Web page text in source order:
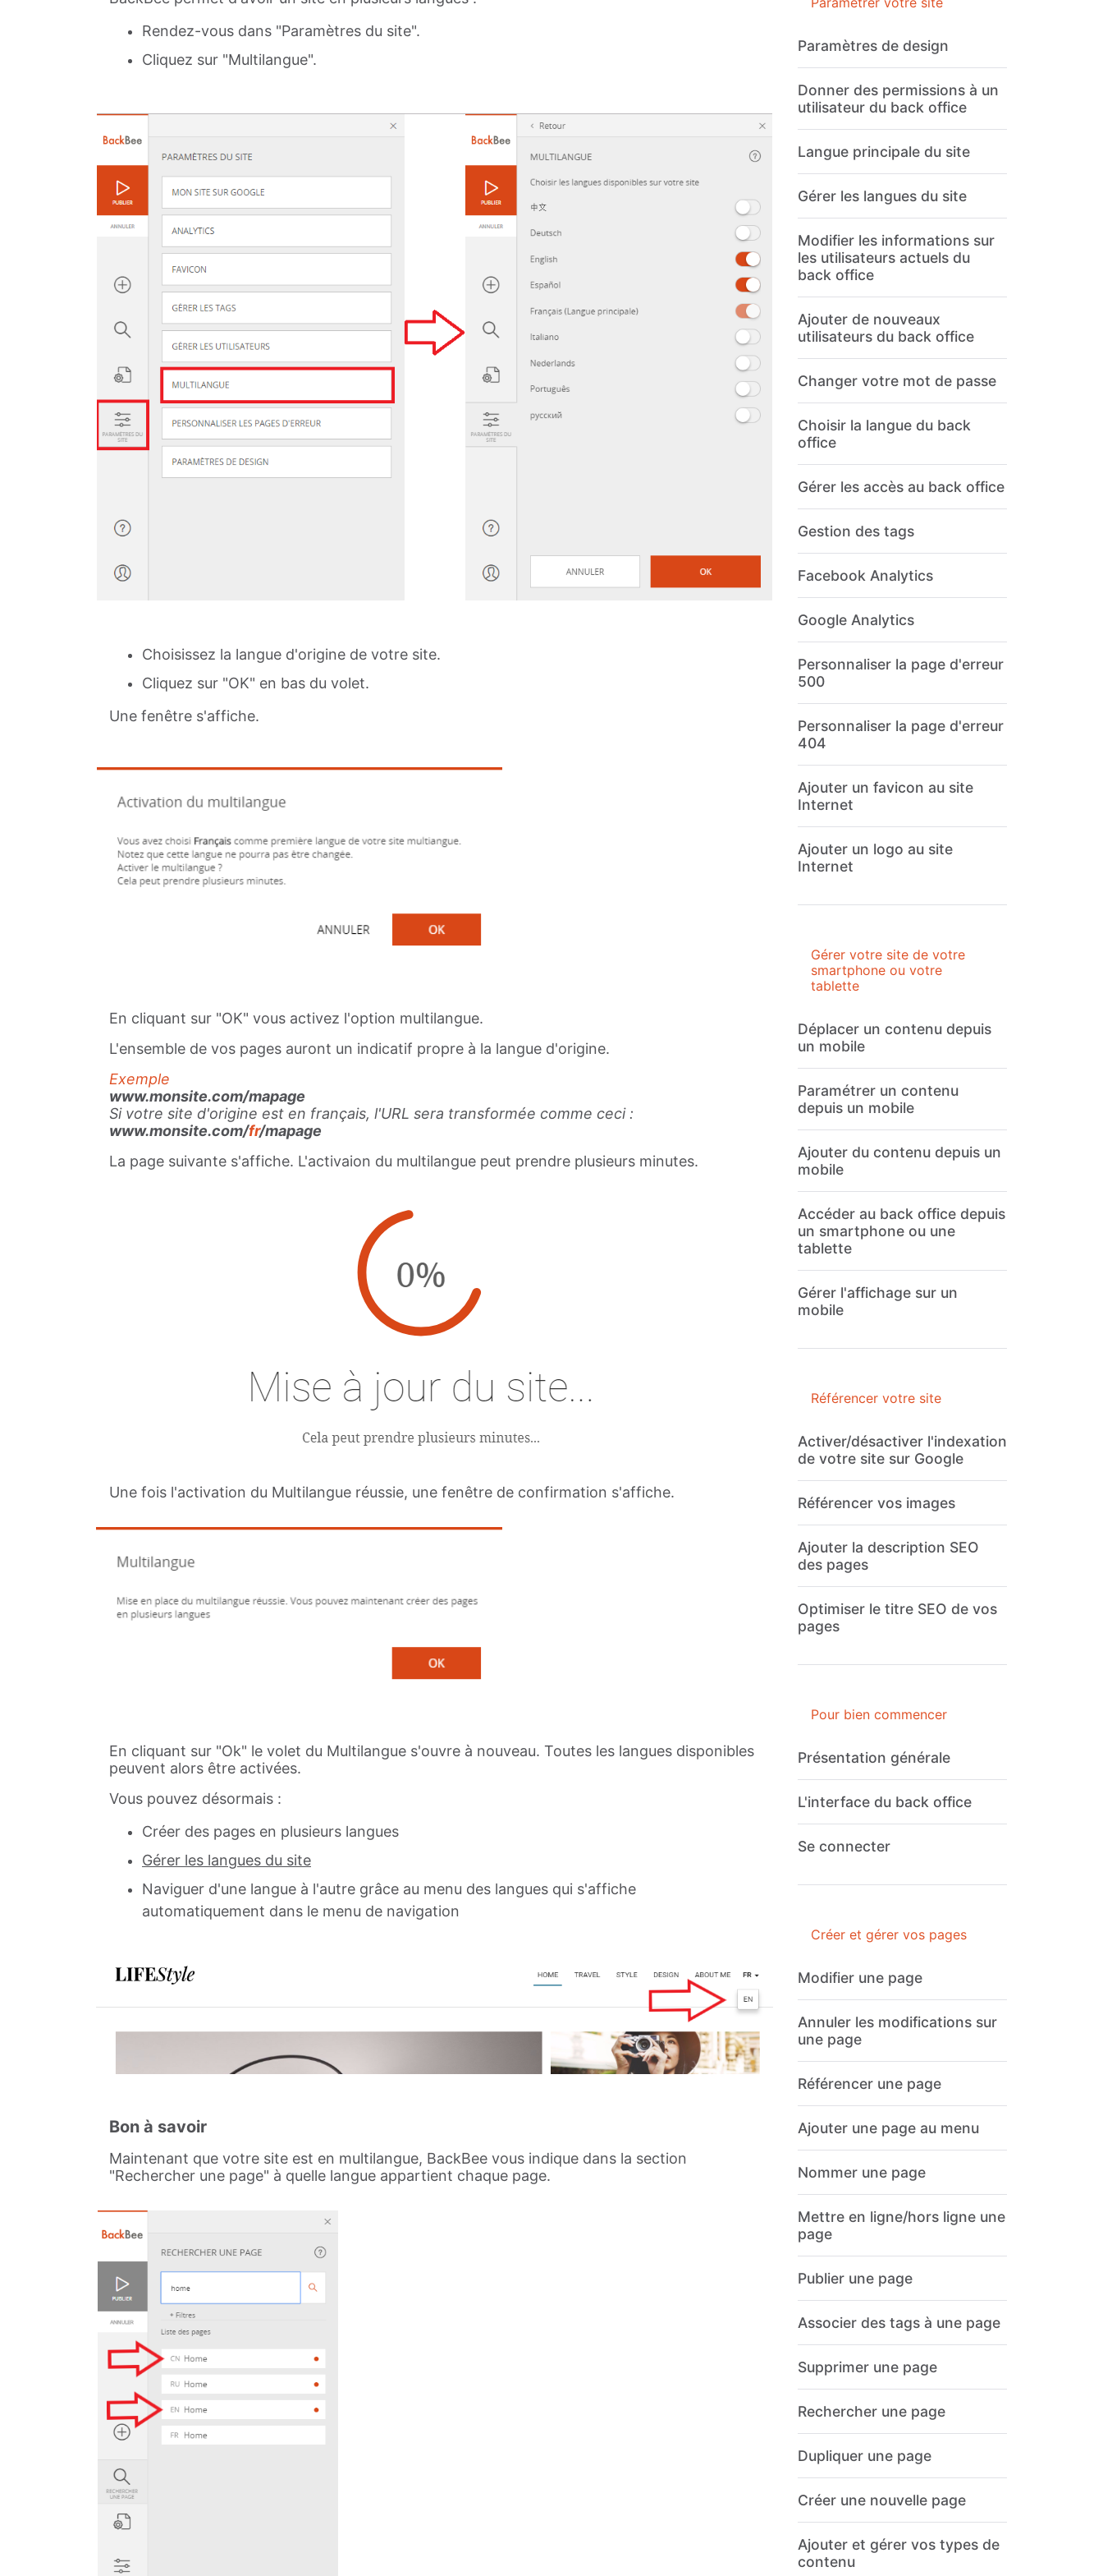
Rendez-vous dans "Paramètres du site".
Cliquez sur "Multilangue".
Choisissez la langue d'origine de votre site.
Cliquez sur "OK" en bas du volet.
Une fenêtre s'affiche.
En cliquant sur "OK" vous activez l'option multilangue.
L'ensemble de vos pages auront un indicatif propre à la langue d'origine.
Exemple
www.monsite.com/mapage
Si votre site d'origine est en français, l'URL sera transformée comme ceci :
www.monsite.com/fr/mapage
La page suivante s'affiche. L'activaion du multilangue peut prendre plusieurs minutes.
Une fois l'activation du Multilangue réussie, une fenêtre de confirmation s'affiche.
En cliquant sur "Ok" le volet du Multilangue s'ouvre à nouveau. Toutes les langues disponibles
peuvent alors être activées.
Vous pouvez désormais :
Créer des pages en plusieurs langues
Gérer les langues du site
Naviguer d'une langue à l'autre grâce au menu des langues qui s'affiche
automatiquement dans le menu de navigation
Bon à savoir
Maintenant que votre site est en multilangue, BackBee vous indique dans la section
"Rechercher une page" à quelle langue appartient chaque page.
Paramètres de design
Donner des permissions à un
utilisateur du back office
Langue principale du site
Gérer les langues du site
Modifier les informations sur
les utilisateurs actuels du
back office
Ajouter de nouveaux
utilisateurs du back office
Changer votre mot de passe
Choisir la langue du back
office
Gérer les accès au back office
Gestion des tags
Facebook Analytics
Google Analytics
Personnaliser la page d'erreur
500
Personnaliser la page d'erreur
404
Ajouter un favicon au site
Internet
Ajouter un logo au site
Internet
Gérer votre site de votre
smartphone ou votre
tablette
Déplacer un contenu depuis
un mobile
Paramétrer un contenu
depuis un mobile
Ajouter du contenu depuis un
mobile
Accéder au back office depuis
un smartphone ou une
tablette
Gérer l'affichage sur un
mobile
Référencer votre site
Activer/désactiver l'indexation
de votre site sur Google
Référencer vos images
Ajouter la description SEO
des pages
Optimiser le titre SEO de vos
pages
Pour bien commencer
Présentation générale
L'interface du back office
Se connecter
Créer et gérer vos pages
Modifier une page
Annuler les modifications sur
une page
Référencer une page
Ajouter une page au menu
Nommer une page
Mettre en ligne/hors ligne une
page
Publier une page
Associer des tags à une page
Supprimer une page
Rechercher une page
Dupliquer une page
Créer une nouvelle page
Ajouter et gérer vos types de
contenu